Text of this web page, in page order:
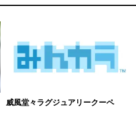
威風堂々ラグジュアリークーペ